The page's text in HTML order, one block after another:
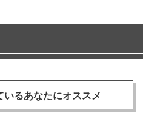
いるあなたにオススメ